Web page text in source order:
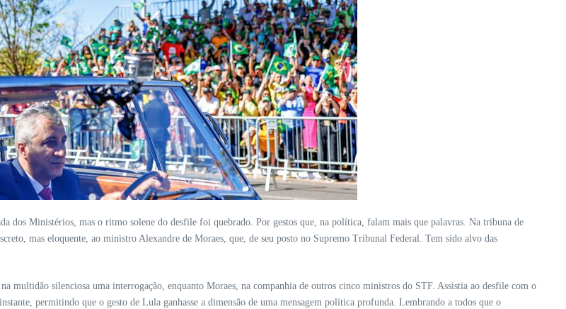
dos Ministérios, mas o ritmo solene do desfile foi quebrado. Por gestos que, na política, falam mais que palavras. Na tribuna de
mas eloquente, ao ministro Alexandre de Moraes, que, de seu posto no Supremo Tribunal Federal. Tem sido alvo das
multidão silenciosa uma interrogação, enquanto Moraes, na companhia de outros cinco ministros do STF. Assistia ao desfile com o
permitindo que o gesto de Lula ganhasse a dimensão de uma mensagem política profunda. Lembrando a todos que o